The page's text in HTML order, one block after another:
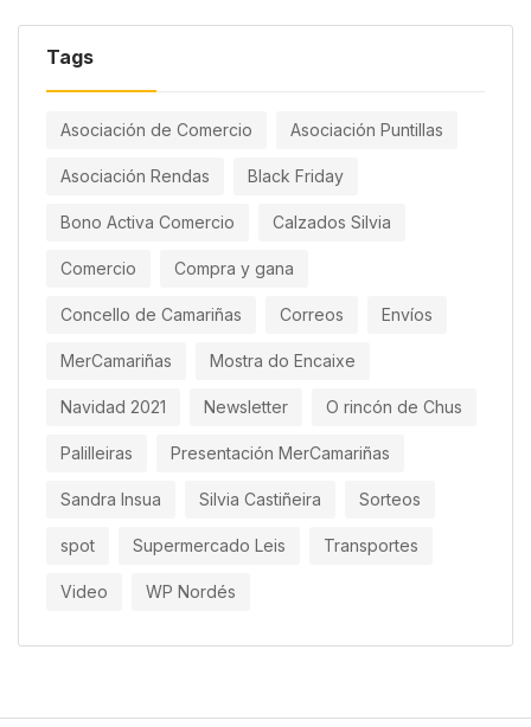
Tags
Asociación de Comercio Asociación Puntillas
Asociación Rendas Black Friday
Bono Activa Comercio Calzados Silvia
Comercio Compra y gana
Concello de Camariñas Correos Envíos
MerCamariñas Mostra do Encaixe
Navidad 2021 Newsletter O rincón de Chus
Palilleiras Presentación MerCamariñas
Sandra Insua Silvia Castiñeira Sorteos
spot Supermercado Leis Transportes
Video WP Nordés